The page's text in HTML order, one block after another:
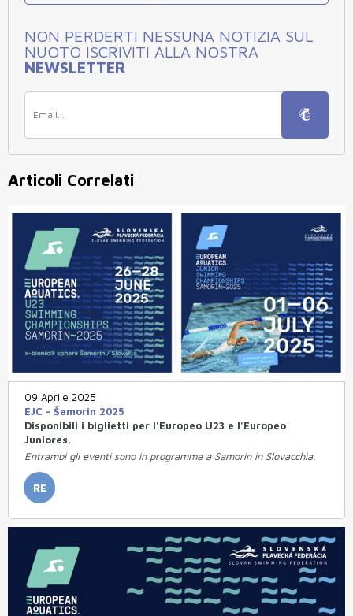
NON PERDERTI NESSUNA NOTIZIA SUL
NUOTO ISCRIVITI ALLA NOSTRA
NEWSLETTER
Articoli Correlati
09 Aprile 2025
EJC - Šamorin 2025
Disponibili i biglietti per l'Europeo U23 e l'Europeo
Juniores.
Entrambi gli eventi sono in programma a Samorin in Slovacchia.
RE